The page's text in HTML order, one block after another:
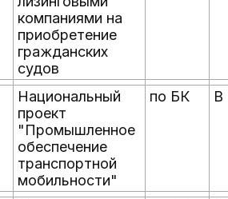
компаниями на
приобретение
гражданских
судов
Национальный
проект
"Промышленное
обеспечение
транспортной
мобильности"
по БК В